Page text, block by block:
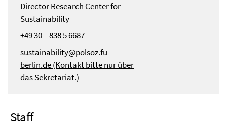
Director Research Center for
Sustainability
+49 30 – 838 5 6687
sustainability@polsoz.fu-
berlin.de (Kontakt bitte nur über
das Sekretariat.)
Staff